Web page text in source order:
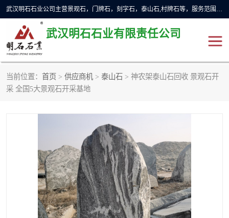
武汉明石石业公司主营景观石，门牌石，刻字石，泰山石,村牌石等，服务范围主要有：武汉，咸宁等地区。公司秉承敬业奉献、锐意创新的企业精神，从无到有，从小到大，以一种产业报国的创业精神，竭诚为客户提供服务，为社会设计财富。
武汉明石石业有限责任公司
当前位置： 首页 > 供应商机 > 泰山石 > 神农架泰山石回收 景观石开
采 全国5大景观石开采基地
景观石
门牌石 奠基石
大型石雕
人物雕塑 异型石材
石雕狮子 刻字石